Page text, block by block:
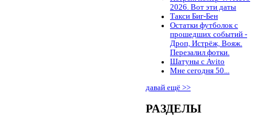
2026. Вот эти даты
Такси Биг-Бен
Остатки футболок с
прошедших событий -
Дроп, Истрёж, Вояж.
Перезалил фотки.
Шатуны с Avito
Мне сегодня 50...
давай ещё >>
РАЗДЕЛЫ